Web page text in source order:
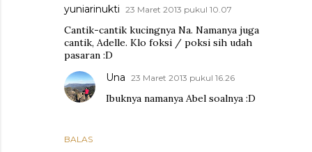
yuniarinukti 23 Maret 2013 pukul 10.07
Cantik-cantik kucingnya Na. Namanya juga
cantik, Adelle. Klo foksi / poksi sih udah
pasaran :D
BALAS
Una 23 Maret 2013 pukul 16.26
Ibuknya namanya Abel soalnya :D